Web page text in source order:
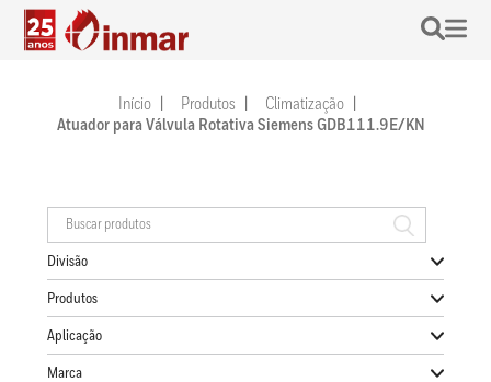
Início Produtos
Climatização
Atuador para Válvula Rotativa Siemens GDB111.9E/KN
Divisão
Produtos
Aplicação
Marca